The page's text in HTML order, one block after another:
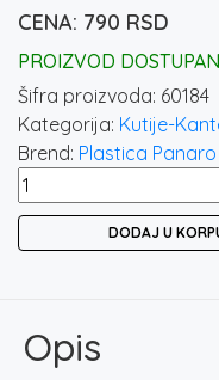
790 RSD
PROIZVOD
Šifra proizvoda: 60184
Kategorija: Kutije-
Brend: Plastica Panaro
KUTIJA
ZA
DODAJ U
Opis